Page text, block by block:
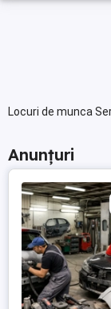
Locuri de munca
Anunțuri